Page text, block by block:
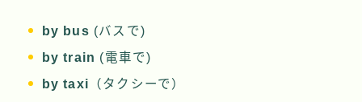
by bus (バスで)
by train (電車で)
by taxi （タクシーで）